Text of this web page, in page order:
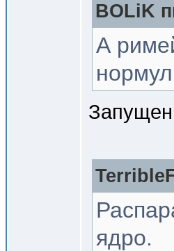
BOLiK
А
Запущен
ядро.